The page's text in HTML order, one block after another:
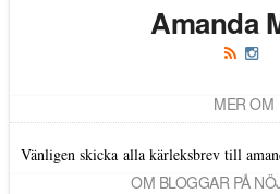
Amanda
MER OM
Vänligen skicka alla kärleksbrev till
OM BLOGGAR PÅ